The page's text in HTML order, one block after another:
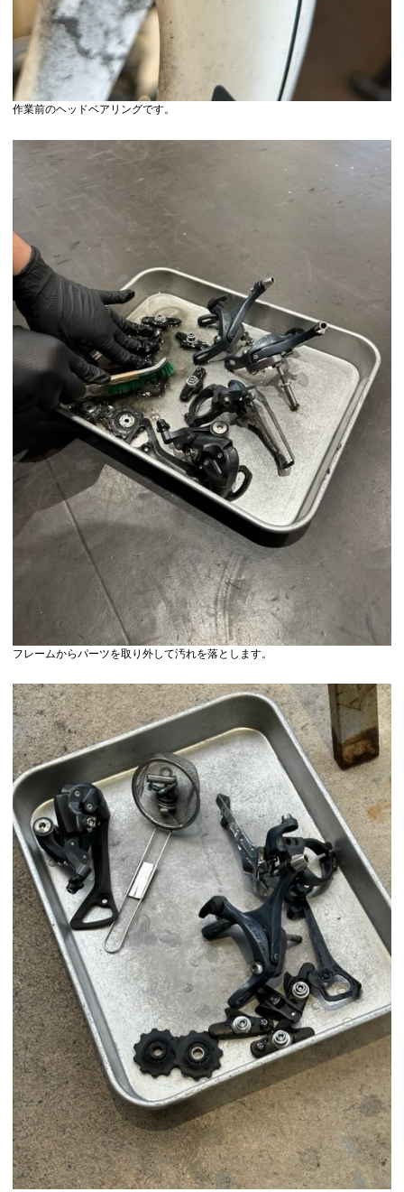
作業前のヘッドベアリングです。
フレームからパーツを取り外して汚れを落とします。